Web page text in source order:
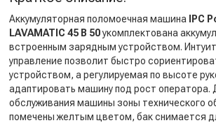
Аккумуляторная поломоечная машина
IPC
LAVAMATIC 45 B 50укомплектована
встроенным зарядным устройством.
управление позволит быстро
устройством, а регулируемая по высоте
адаптировать машину под рост оператора.
обслуживания машины зоны технического
помечены желтым цветом, бак снимается